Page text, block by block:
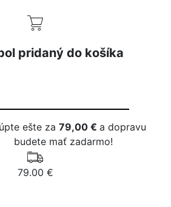
pridaný do košíka
ešte za79,00 €a dopravu
budete mať zadarmo!
79.00 €